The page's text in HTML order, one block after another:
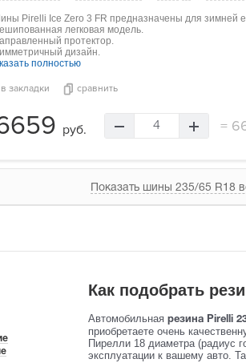
Pirelli Ice Zero 3 FR предназначены для зимней
легковая модель.
протектор.
дизайн.
полностью
в закладки сравнить
руб. 4 =
Показать шины 235/65 R18
Как подобрать
Автомобильная резина Pirelli
приобретаете очень
Пирелли 18 диаметра (радиус
эксплуатации к вашему авто.